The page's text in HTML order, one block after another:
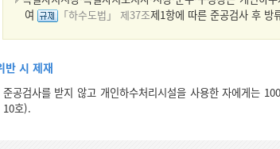
여
「하수도법」 제37조제1항에 따른 준공검사 후 방
반 시 제재
준공검사를 받지 않고 개인하수처리시설을 사용한 자에게는
10호).